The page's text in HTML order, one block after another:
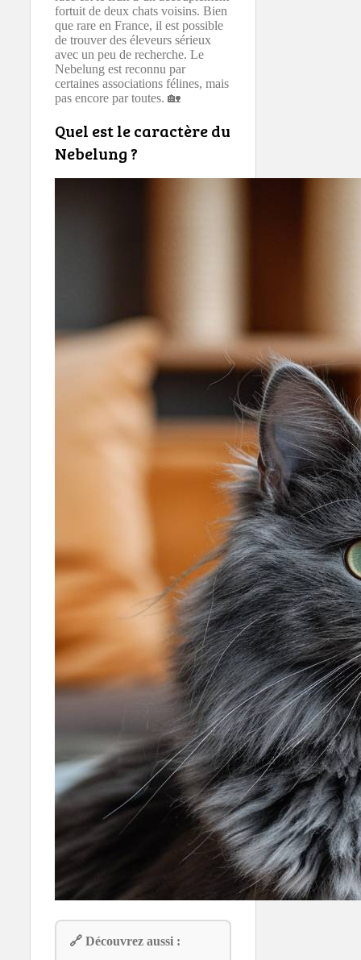
fortuit de deux chats voisins. Bien
que rare en France, il est possible
de trouver des éleveurs sérieux
avec un peu de recherche. Le
Nebelung est reconnu par
certaines associations félines, mais
pas encore par toutes. 🏡
Quel est le caractère du
Nebelung ?
🔗 Découvrez aussi :